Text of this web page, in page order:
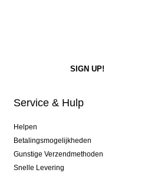
Service & Hulp
Helpen
Betalingsmogelijkheden
Gunstige Verzendmethoden
Snelle Levering